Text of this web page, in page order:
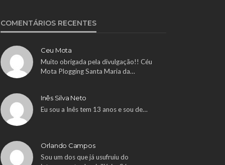
COMENTÁRIOS RECENTES
Ceu Mota
Muito obrigada pela divulgação!! Céu
Mota Plogging Santa Maria da…
Inês Silva Neto
Eu sou a Inês tem 13 anos e sou de…
Orlando Campos
Sou um dos que já usufruiu do